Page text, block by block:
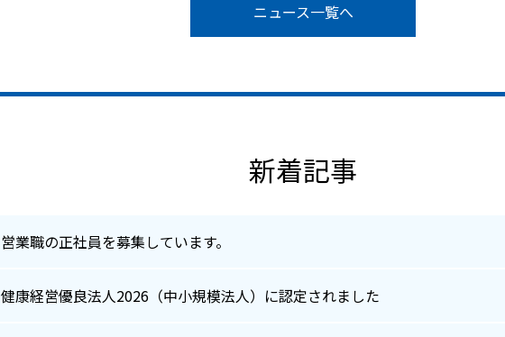
ニュース一覧へ
新着記事
営業職の正社員を募集しています。
健康経営優良法人2026（中小規模法人）に認定されました